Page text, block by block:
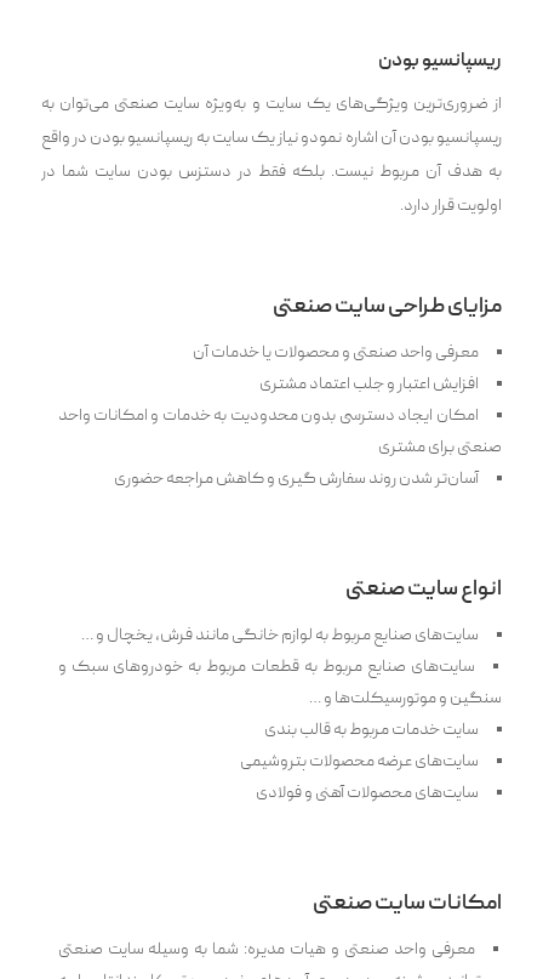
ریسپانسیو بودن
از ضروری‌ترین ویژگی‌های یک سایت و به‌ویژه سایت صنعتی می‌توان به
ریسپانسیو بودن آن اشاره نمودو نیاز یک سایت به ریسپانسیو بودن در واقع
به هدف آن مربوط نیست. بلکه فقط در دستزس بودن سایت شما در
اولویت قرار دارد.
مزایای طراحی سایت صنعتی
معرفی واحد صنعتی و محصولات یا خدمات آن
افزایش اعتبار و جلب اعتماد مشتری
امکان ایجاد دسترسی بدون محدودیت به خدمات و امکانات واحد
صنعتی برای مشتری
آسان‌تر شدن روند سفارش گیری و کاهش مراجعه حضوری
انواع سایت صنعتی
سایت‌های صنایع مربوط به لوازم خانگی مانند فرش، یخچال و …
سایت‌های صنایع مربوط به قطعات مربوط به خودروهای سبک و
سنگین و موتورسیکلت‌ها و …
سایت خدمات مربوط به قالب بندی
سایت‌های عرضه محصولات پتروشیمی
سایت‌های محصولات آهنی و فولادی
امکانات سایت صنعتی
معرفی واحد صنعتی و هیات مدیره: شما به وسیله سایت صنعتی